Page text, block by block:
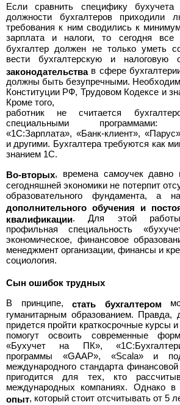
Если сравнить специфику
должности бухгалтеров
требования к ним сводились к
зарплата и налоги, то сегодня все
бухгалтер должен не только уметь
вести бухгалтерскую и налоговую
законодательства в сфере
должны быть безупречными.
Конституции РФ, Трудовом Кодексе и
Кроме того,
работник не считается
специальными программами:
«1С:Зарплата», «Банк-клиент»,
и другими. Бухгалтера требуются как
знанием 1С.
Во-вторых, времена самоучек
сегодняшней экономики не потерпит
образовательного фундамента, а
дополнительного обучения и
квалификации. Для этой работы
профильная специальность
экономическое, финансовое
менеджмент организации, финансы и
социология.
Сын ошибок трудных
В принципе,стать бухгалтером
гуманитарным образованием. Правда,
придется пройти краткосрочные курсы
помогут освоить современные
«Бухучет на ПК»,
программы «GAAP», «Scala» и
международного стандарта
пригодится для тех, кто
международных компаниях. Однако в
опыт, который стоит отсчитывать от 5